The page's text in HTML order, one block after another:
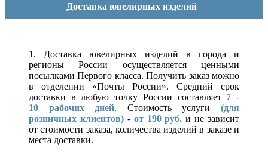
Доставка ювелирных изделий
1. Доставка ювелирных изделий в города и
регионы России осуществляется ценными
посылками Первого класса. Получить заказ можно
в отделении «Почты России». Средний срок
доставки в любую точку России составляет 7 -
10 рабочих дней. Стоимость услуги(для
розничных клиентов)- от 190 руб. и не зависит
от стоимости заказа, количества изделий в заказе и
места доставки.